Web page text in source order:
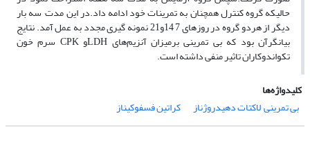
حالیکه گروه کنترل همچنان به تمرینات خود ادامه داد.در این مدت٬ سه بار
دیگر از هردو گروه در روزهای 14٬7و21 نمونه گیری مجدد به عمل آمد. نتایج
بیانگرآن بود که بی تمرینی برمیزان آنزیم‌های LDHو CPK سرم خون
تکواندوکاران تاثیر منفی داشته است.
کلیدواژه‌ها
بی تمرینی٬ لاکتات دهیدروژناز
کراتین فسفوکیناز